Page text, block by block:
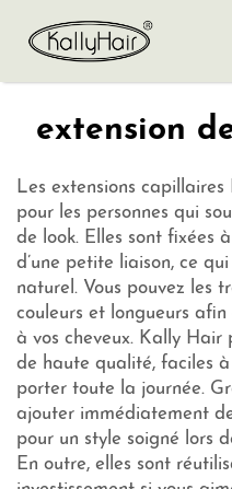
extension
Les extensions
pour les personnes qui
de look. Elles sont fixées
d’une petite liaison, ce
naturel. Vous pouvez les
couleurs et longueurs
à vos cheveux. Kally Hair
de haute qualité, faciles
porter toute la journée.
ajouter immédiatement
pour un style soigné lors
En outre, elles sont